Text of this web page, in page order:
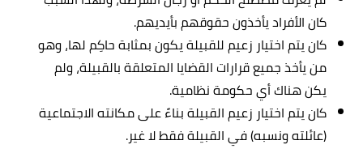
كان الأفراد يأخذون حقوقهم بأيديهم.
كان يتم اختيار زعيم للقبيلة يكون بمثابة حاكِم لها، وهو
من يأخذ جميع قرارات القضايا المتعلقة بالقبيلة، ولم
يكن هناك أي حكومة نظامية.
كان يتم اختيار زعيم القبيلة بناءً على مكانته الاجتماعية
(عائلته ونسبه) في القبيلة فقط لا غير.